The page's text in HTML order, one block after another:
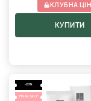
КЛУБНА
КУПИТИ
-20%
FINAL SALE